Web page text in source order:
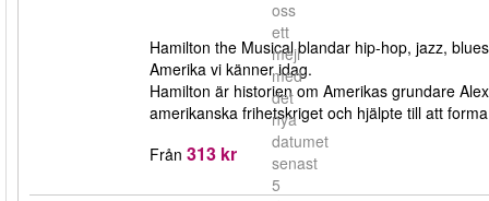
oss
ett
mejl
med
det
nya
datumet
senast
5
Hamilton the Musical blandar hip-hop, jazz,
Amerika vi känner idag.
Hamilton är historien om Amerikas grundare
amerikanska frihetskriget och hjälpte till att
Från 313 kr